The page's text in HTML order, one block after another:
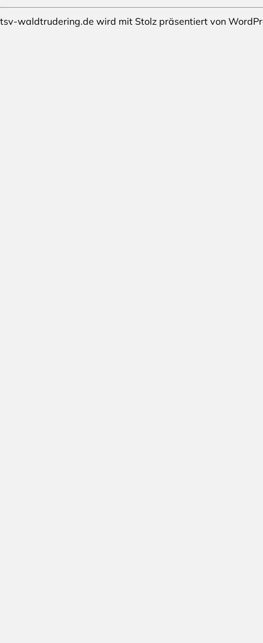
tsv-waldtrudering.de wird mit Stolz präsentiert von